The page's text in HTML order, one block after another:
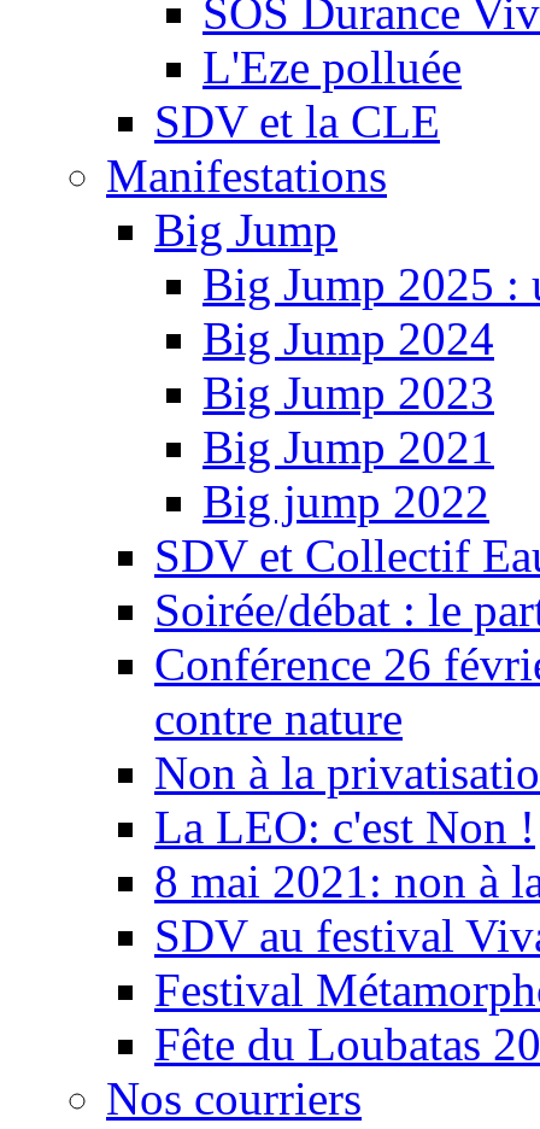
SOS Durance
L'Eze polluée
SDV et la CLE
Manifestations
Big Jump
Big Jump 2025 :
Big Jump 2024
Big Jump 2023
Big Jump 2021
Big jump 2022
SDV et Collectif
Soirée/débat : le
Conférence 26
contre nature
Non à la
La LEO: c'est Non !
8 mai 2021: non à
SDV au festival
Festival
Fête du Loubatas
Nos courriers